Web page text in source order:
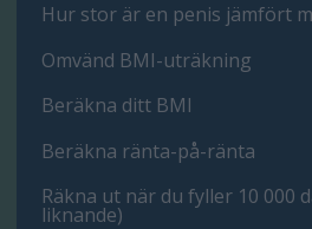
Hur stor är en penis jämfört
Omvänd BMI-uträkning
Beräkna ditt BMI
Beräkna ränta-på-ränta
Räkna ut när du fyller 10 000
liknande)